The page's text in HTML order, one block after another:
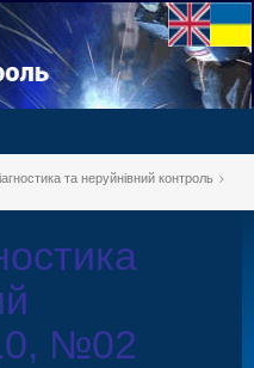
та неруйнівний контроль
№02